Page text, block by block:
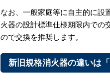
なお、一般家庭等に自主的に設
火器の設計標準仕様期限内での
ので交換を推奨します。
新旧規格消火器の違いは